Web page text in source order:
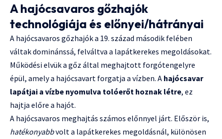
A hajócsavaros gőzhajók
technológiája és előnyei/hátrányai
A hajócsavaros gőzhajók a 19. század második felében
váltak dominánssá, felváltva a lapátkerekes megoldásokat.
Működési elvük a gőz által meghajtott forgótengelyre
épül, amely a hajócsavart forgatja a vízben. A hajócsavar
lapátjai a vízbe nyomulva tolóerőt hoznak létre, ez
hajtja előre a hajót.
A hajócsavaros meghajtás számos előnnyel járt. Először is,
hatékonyabbvolt a lapátkerekes megoldásnál, különösen